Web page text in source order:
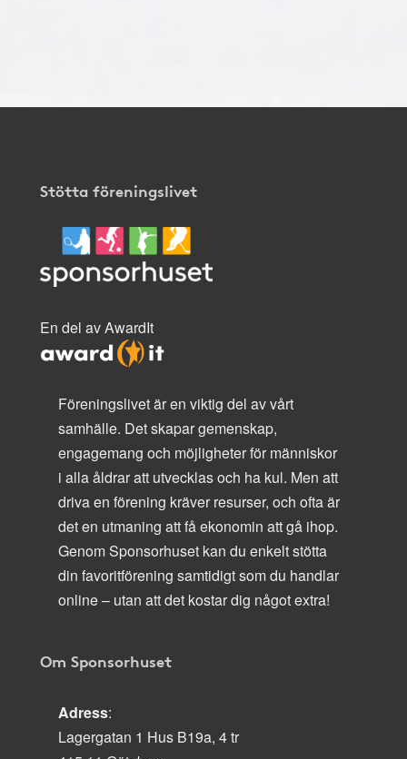
Stötta föreningslivet
En del av AwardIt
Föreningslivet är en viktig del av vårt
samhälle. Det skapar gemenskap,
engagemang och möjligheter för människor
i alla åldrar att utvecklas och ha kul. Men att
driva en förening kräver resurser, och ofta är
det en utmaning att få ekonomin att gå ihop.
Genom Sponsorhuset kan du enkelt stötta
din favoritförening samtidigt som du handlar
online – utan att det kostar dig något extra!
Om Sponsorhuset
Adress:
Lagergatan 1 Hus B19a, 4 tr